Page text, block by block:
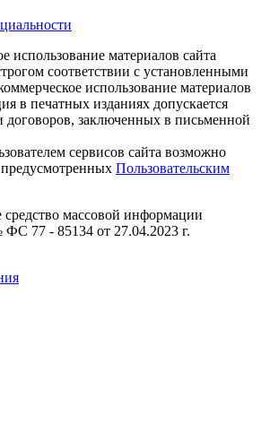
материалов сайта
соответствии с установленными
использование материалов
в печатных изданиях допускается
договоров, заключенных в письменной
сервисов сайта возможно
Пользовательским
средство массовой информации
77 - 85134 от 27.04.2023 г.